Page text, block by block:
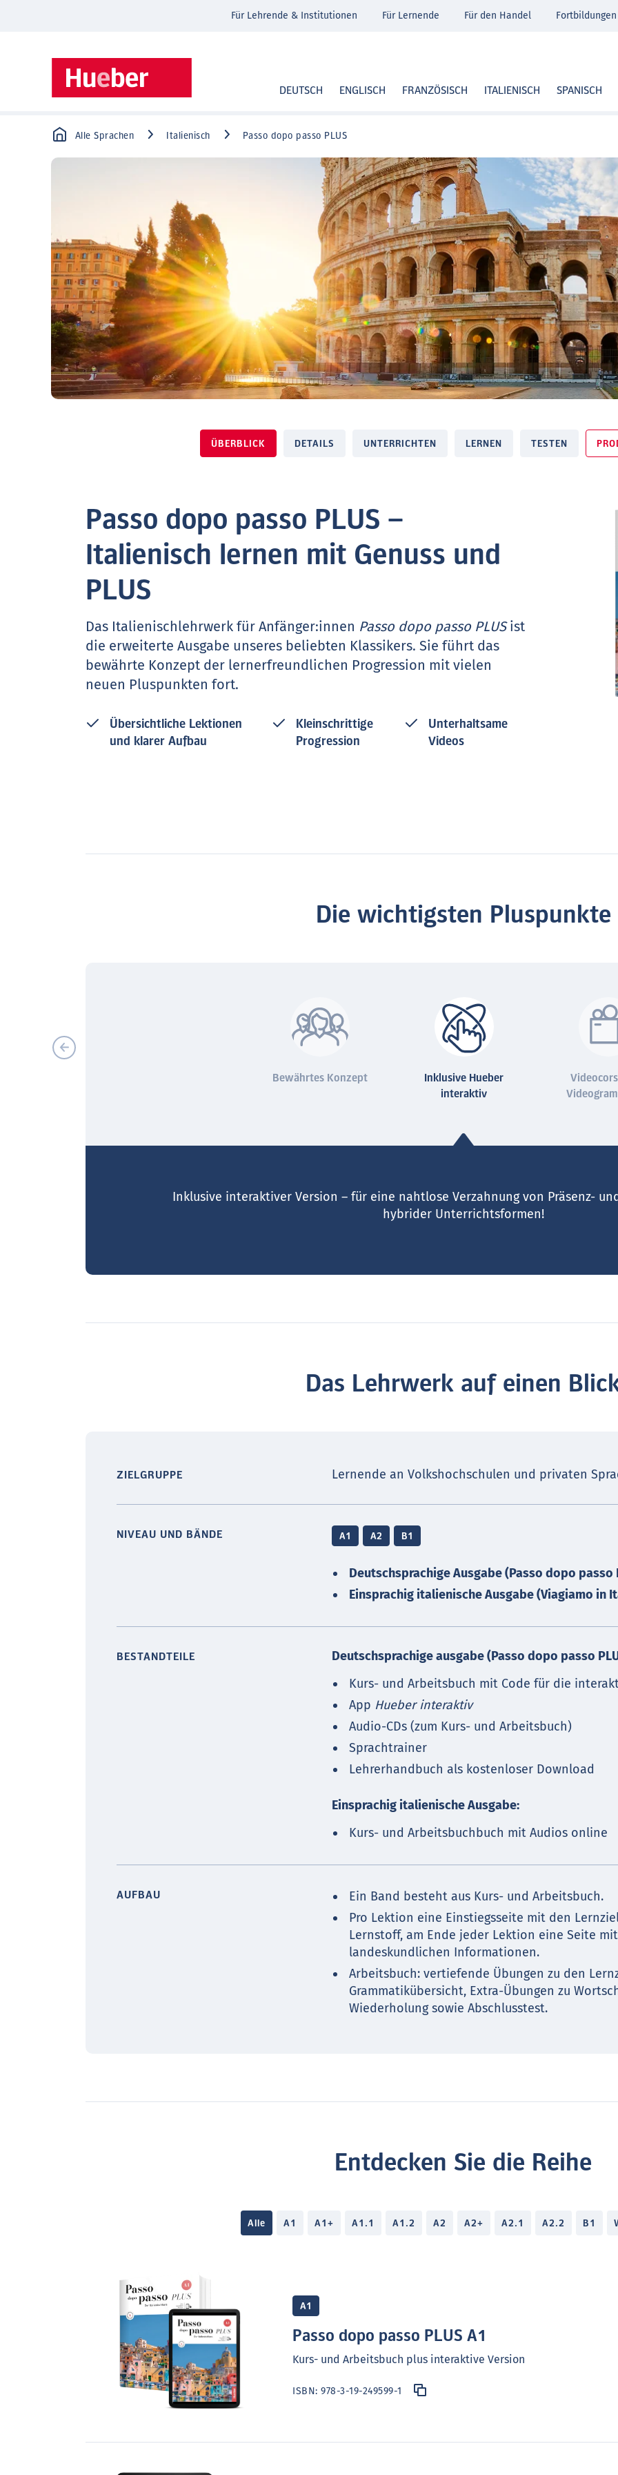
DEUTSCH ENGLISCH FRANZÖSISCH ITALIENISCH SPANISCH
Für Lehrende & Institutionen Für Lernende Für den Handel Fortbildungen
Alle Sprachen Italienisch Passo dopo passo PLUS
ÜBERBLICK DETAILS UNTERRICHTEN LERNEN TESTEN
Passo dopo passo PLUS –
Italienisch lernen mit Genuss und
PLUS
Das Italienischlehrwerk für Anfänger:innen Passo dopo passo PLUSist
die erweiterte Ausgabe unseres beliebten Klassikers. Sie führt das
bewährte Konzept der lernerfreundlichen Progression mit vielen
neuen Pluspunkten fort.
Übersichtliche Lektionen
und klarer Aufbau
Kleinschrittige
Progression
Unterhaltsame
Videos
Die wichtigsten Pluspunkte
Bewährtes Konzept
Inklusive Hueber
interaktiv
Inklusive interaktiver Version – für eine nahtlose Verzahnung von Präsenz-
hybrider Unterrichtsformen!
Das Lehrwerk auf einen
ZIELGRUPPE Lernende an Volkshochschulen und privaten
NIVEAU UND BÄNDE A1 A2 B1
Deutschsprachige Ausgabe (Passo dopo passo
Einsprachig italienische Ausgabe (Viagiamo in
BESTANDTEILE
Deutschsprachige ausgabe (Passo dopo passo
Kurs- und Arbeitsbuch mit Code für die
App Hueber interaktiv
Audio-CDs (zum Kurs- und Arbeitsbuch)
Sprachtrainer
Lehrerhandbuch als kostenloser Download
Einsprachig italienische Ausgabe:
Kurs- und Arbeitsbuchbuch mit Audios online
AUFBAU
Ein Band besteht aus Kurs- und Arbeitsbuch.
Pro Lektion eine Einstiegsseite mit den
Lernstoff, am Ende jeder Lektion eine Seite
landeskundlichen Informationen.
Arbeitsbuch: vertiefende Übungen zu den
Grammatikübersicht, Extra-Übungen zu
Wiederholung sowie Abschlusstest.
Entdecken Sie die Reihe
Alle A1 A1+ A1.1 A1.2 A2 A2+ A2.1 A2.2 B1
A1
Passo dopo passo PLUS A1
Kurs- und Arbeitsbuch plus interaktive Version
ISBN:978-3-19-249599-1